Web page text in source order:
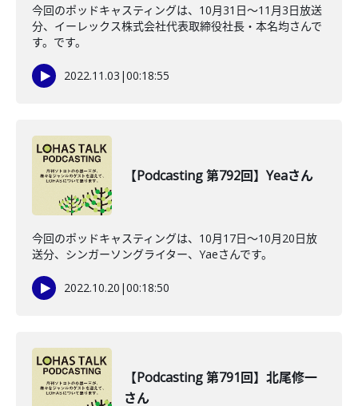
今回のポッドキャスティングは、10月31日〜11月3日放送
分、イーレックス株式会社代表取締役社長・本名均さんで
す。です。
2022.11.03 |00:18:55
【Podcasting 第792回】Yeaさん
今回のポッドキャスティングは、10月17日〜10月20日放
送分、シンガーソングライター、Yaeさんです。
2022.10.20 |00:18:50
【Podcasting 第791回】北尾修一
さん